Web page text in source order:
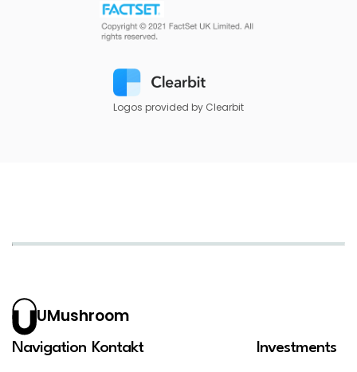
Logos provided by Clearbit
UMushroom
Navigation Kontakt Investments